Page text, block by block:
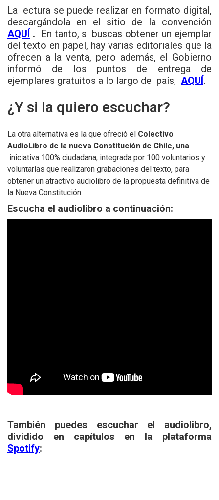
La lectura se puede realizar en formato digital,
descargándola en el sitio de la convención
AQUÍ .
En tanto, si buscas obtener un ejemplar
del texto en papel, hay varias editoriales que la
ofrecen a la venta, pero además, el Gobierno
informó de los puntos de entrega de
ejemplares gratuitos a lo largo del país, AQUÍ.
¿Y si la quiero escuchar?
La otra alternativa es la que ofreció el Colectivo
AudioLibro de la nueva Constitución de Chile, una
iniciativa 100% ciudadana, integrada por 100 voluntarios y
voluntarias que realizaron grabaciones del texto, para
obtener un atractivo audiolibro de la propuesta definitiva de
la Nueva Constitución.
Escucha el audiolibro a continuación:
También puedes escuchar el audiolibro,
dividido en capítulos en la plataforma
Spotify: